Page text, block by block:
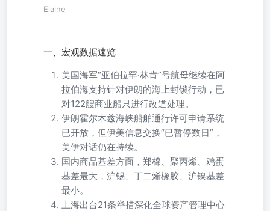
Elaine
一、宏观数据速览
美国海军“亚伯拉罕·林肯”号航母继续在阿
拉伯海支持针对伊朗的海上封锁行动，已
对122艘商业船只进行改道处理。
伊朗霍尔木兹海峡船舶通行许可申请系统
已开放，但伊美信息交换“已暂停数日”，
美伊对话仍在持续。
国内商品基差方面，郑棉、聚丙烯、鸡蛋
基差最大，沪锡、丁二烯橡胶、沪镍基差
最小。
上海出台21条举措深化全球资产管理中心